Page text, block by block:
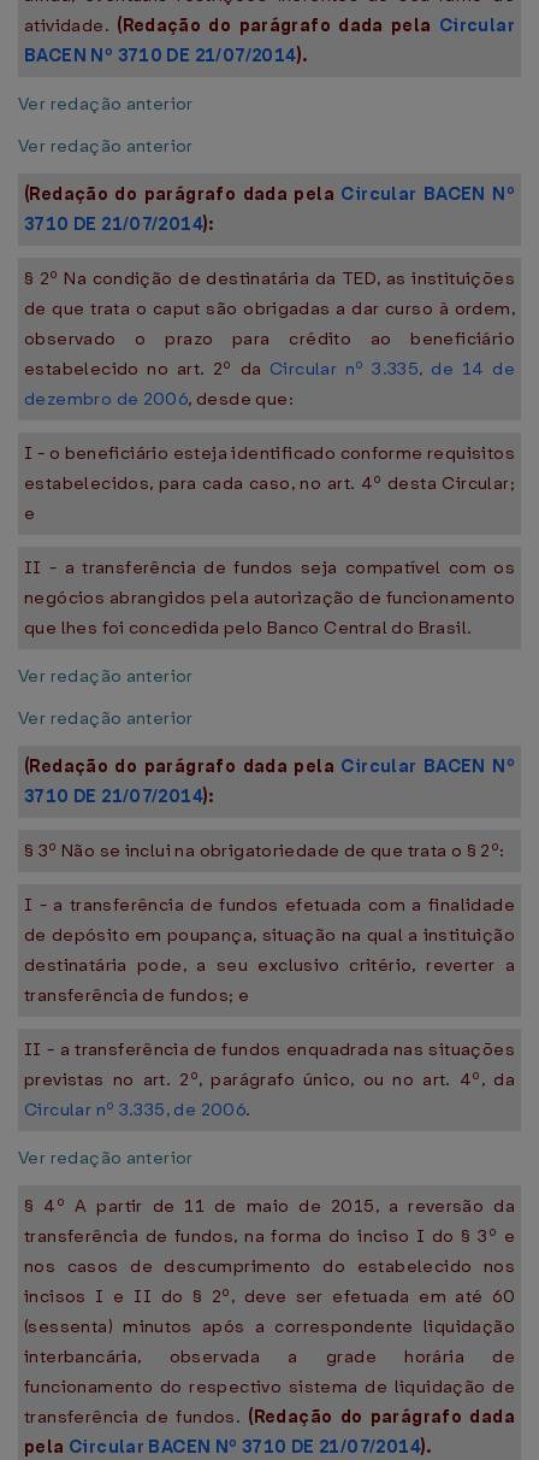
atividade. (Redação do parágrafo dada pela Circular
BACEN Nº 3710 DE 21/07/2014).
Ver redação anterior
Ver redação anterior
(Redação do parágrafo dada pela Circular BACEN Nº
3710 DE 21/07/2014):
§ 2º Na condição de destinatária da TED, as instituições
de que trata o caput são obrigadas a dar curso à ordem,
observado o prazo para crédito ao beneficiário
estabelecido no art. 2º da Circular nº 3.335, de 14 de
dezembro de 2006, desde que:
I - o beneficiário esteja identificado conforme requisitos
estabelecidos, para cada caso, no art. 4º desta Circular;
e
II - a transferência de fundos seja compatível com os
negócios abrangidos pela autorização de funcionamento
que lhes foi concedida pelo Banco Central do Brasil.
Ver redação anterior
Ver redação anterior
(Redação do parágrafo dada pela Circular BACEN Nº
3710 DE 21/07/2014):
§ 3º Não se inclui na obrigatoriedade de que trata o § 2º:
I - a transferência de fundos efetuada com a finalidade
de depósito em poupança, situação na qual a instituição
destinatária pode, a seu exclusivo critério, reverter a
transferência de fundos; e
II - a transferência de fundos enquadrada nas situações
previstas no art. 2º, parágrafo único, ou no art. 4º, da
Circular nº 3.335, de 2006.
Ver redação anterior
§ 4º A partir de 11 de maio de 2015, a reversão da
transferência de fundos, na forma do inciso I do § 3º e
nos casos de descumprimento do estabelecido nos
incisos I e II do § 2º, deve ser efetuada em até 60
(sessenta) minutos após a correspondente liquidação
interbancária, observada a grade horária de
funcionamento do respectivo sistema de liquidação de
transferência de fundos. (Redação do parágrafo dada
pela Circular BACEN Nº 3710 DE 21/07/2014).